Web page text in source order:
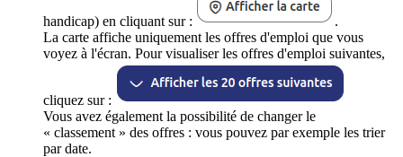
handicap) en cliquant sur :
.
La carte affiche uniquement les offres d'emploi que vous
voyez à l'écran. Pour visualiser les offres d'emploi suivantes,
cliquez sur :
Vous avez également la possibilité de changer le
« classement » des offres : vous pouvez par exemple les trier
par date.